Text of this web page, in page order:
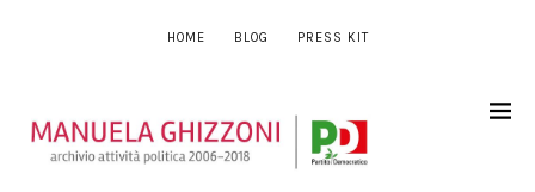
HOME BLOG PRESS KIT